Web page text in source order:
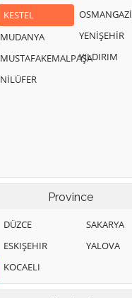
KESTEL
MUDANYA
MUSTAFAKEMALPAŞA
NİLÜFER
OSMANGAZİ
YENİŞEHİR
YILDIRIM
Province
DÜZCE
ESKIŞEHIR
KOCAELI
SAKARYA
YALOVA